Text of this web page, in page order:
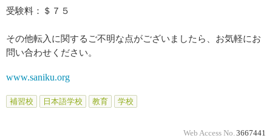
受験料：＄７５
その他転入に関するご不明な点がございましたら、お気軽にお
問い合わせください。
www.saniku.org
補習校 日本語学校 教育 学校
Web Access No. 3667441